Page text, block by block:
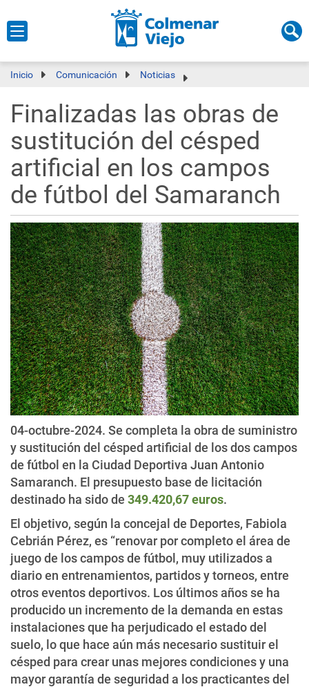
Inicio Comunicación Noticias
Finalizadas las obras de
sustitución del césped
artificial en los campos
de fútbol del Samaranch
04-octubre-2024. Se completa la obra de suministro
y sustitución del césped artificial de los dos campos
de fútbol en la Ciudad Deportiva Juan Antonio
Samaranch. El presupuesto base de licitación
destinado ha sido de 349.420,67 euros.
El objetivo, según la concejal de Deportes, Fabiola
Cebrián Pérez, es “renovar por completo el área de
juego de los campos de fútbol, muy utilizados a
diario en entrenamientos, partidos y torneos, entre
otros eventos deportivos. Los últimos años se ha
producido un incremento de la demanda en estas
instalaciones que ha perjudicado el estado del
suelo, lo que hace aún más necesario sustituir el
césped para crear unas mejores condiciones y una
mayor garantía de seguridad a los practicantes del